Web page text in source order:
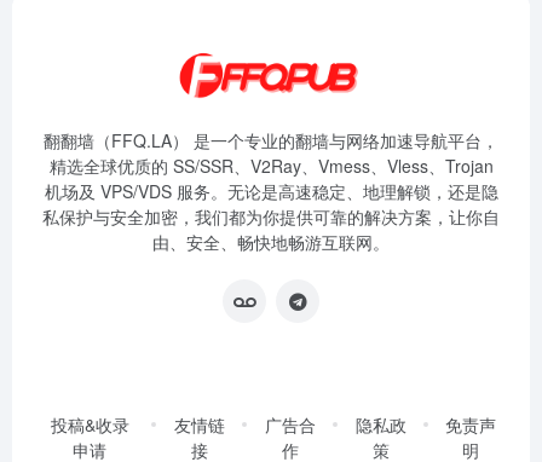
翻翻墙（FFQ.LA） 是一个专业的翻墙与网络加速导航平台，
精选全球优质的 SS/SSR、V2Ray、Vmess、Vless、Trojan
机场及 VPS/VDS 服务。无论是高速稳定、地理解锁，还是隐
私保护与安全加密，我们都为你提供可靠的解决方案，让你自
由、安全、畅快地畅游互联网。
投稿&收录
申请
友情链
接
广告合
作
隐私政
策
免责声
明